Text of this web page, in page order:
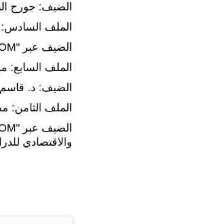
الضيف: جورج
الملف
الضيف عبر "ZOOM": د. آلان رنو - باحث في الشأن الدولي من بيروت
الملف السابع:
الضيف: د.
الملف الثامن:
والاقتصادي